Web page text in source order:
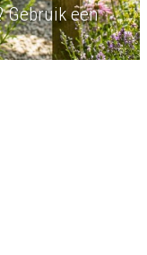
Gebruik een